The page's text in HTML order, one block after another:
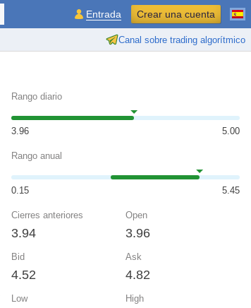
Canal sobre trading algorítmico
Entrada Crear una cuenta
Rango diario
3.96 5.00
Rango anual
0.15 5.45
Cierres anteriores
3.94
Open
3.96
Bid
4.52
Ask
4.82
Low High